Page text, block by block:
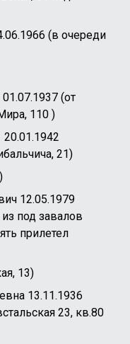
(в очереди
(от
110 )
21)
12.05.1979
под завалов
прилетел
13)
13.11.1936
23, кв.80